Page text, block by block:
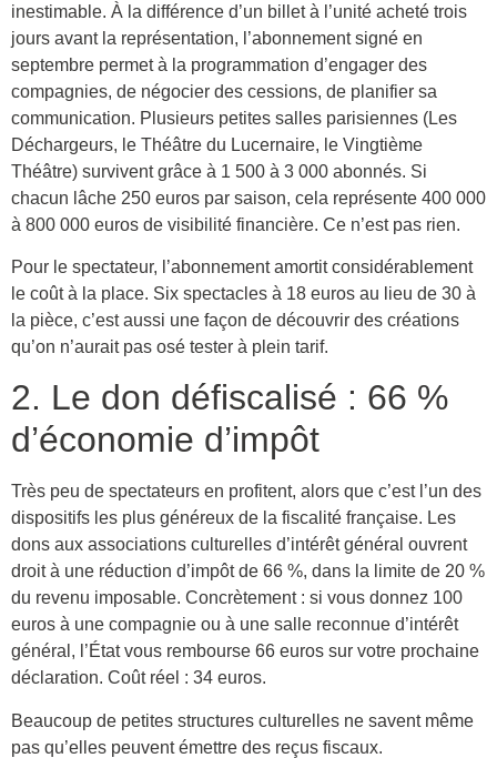
inestimable. À la différence d’un billet à l’unité acheté trois
jours avant la représentation, l’abonnement signé en
septembre permet à la programmation d’engager des
compagnies, de négocier des cessions, de planifier sa
communication. Plusieurs petites salles parisiennes (Les
Déchargeurs, le Théâtre du Lucernaire, le Vingtième
Théâtre) survivent grâce à 1 500 à 3 000 abonnés. Si
chacun lâche 250 euros par saison, cela représente 400 000
à 800 000 euros de visibilité financière. Ce n’est pas rien.
Pour le spectateur, l’abonnement amortit considérablement
le coût à la place. Six spectacles à 18 euros au lieu de 30 à
la pièce, c’est aussi une façon de découvrir des créations
qu’on n’aurait pas osé tester à plein tarif.
2. Le don défiscalisé : 66 %
d’économie d’impôt
Très peu de spectateurs en profitent, alors que c’est l’un des
dispositifs les plus généreux de la fiscalité française. Les
dons aux associations culturelles d’intérêt général ouvrent
droit à une réduction d’impôt de 66 %, dans la limite de 20 %
du revenu imposable. Concrètement : si vous donnez 100
euros à une compagnie ou à une salle reconnue d’intérêt
général, l’État vous rembourse 66 euros sur votre prochaine
déclaration. Coût réel : 34 euros.
Beaucoup de petites structures culturelles ne savent même
pas qu’elles peuvent émettre des reçus fiscaux.